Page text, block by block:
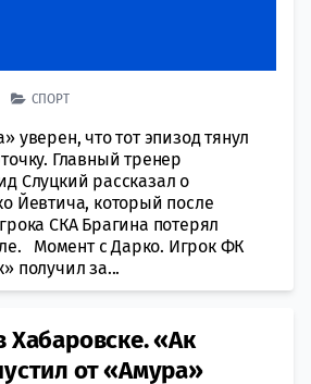
СПОРТ
уверен, что тот эпизод тянул
Главный тренер
Слуцкий рассказал о
Йевтича, который после
СКА Брагина потерял
Момент с Дарко. Игрок ФК
получил за...
Хабаровске. «Ак
от «Амура»